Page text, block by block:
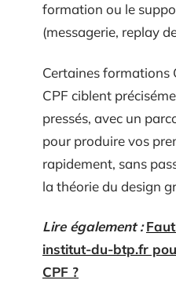
formation ou le
(messagerie, replay
Certaines formations
CPF ciblent
pressés, avec un
pour produire vos
rapidement, sans
la théorie du design
Lire également :
institut-du-btp.fr
CPF ?